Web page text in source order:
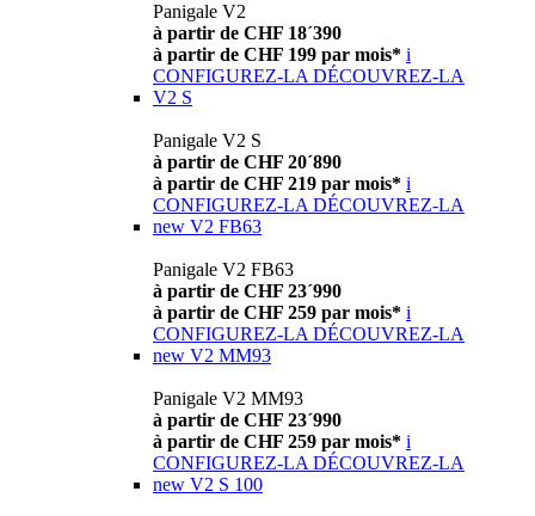
Panigale V2
à partir de CHF 18´390
à partir de CHF 199 par mois* i
CONFIGUREZ-LA DÉCOUVREZ-LA
V2 S
Panigale V2 S
à partir de CHF 20´890
à partir de CHF 219 par mois* i
CONFIGUREZ-LA DÉCOUVREZ-LA
new V2 FB63
Panigale V2 FB63
à partir de CHF 23´990
à partir de CHF 259 par mois* i
CONFIGUREZ-LA DÉCOUVREZ-LA
new V2 MM93
Panigale V2 MM93
à partir de CHF 23´990
à partir de CHF 259 par mois* i
CONFIGUREZ-LA DÉCOUVREZ-LA
new V2 S 100